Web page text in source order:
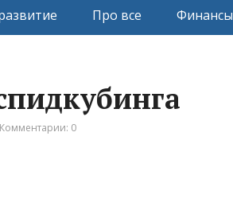
Про все Финансы
Комментарии: 0